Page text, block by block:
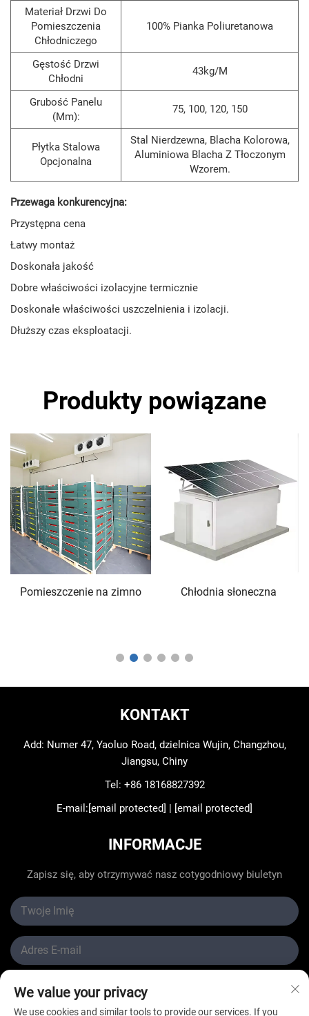
Materiał Drzwi Do
Pomieszczenia
Chłodniczego
100% Pianka Poliuretanowa
Gęstość Drzwi
Chłodni
43kg/m
Grubość Panelu
(mm):
75, 100, 120, 150
Płytka Stalowa
Opcjonalna
Stal Nierdzewna, Blacha Kolorowa,
Aluminiowa Blacha Z Tłoczonym
Wzorem.
Przewaga konkurencyjna:
Przystępna cena
Łatwy montaż
Doskonała jakość
Dobre właściwości izolacyjne termicznie
Doskonałe właściwości uszczelnienia i izolacji.
Dłuższy czas eksploatacji.
Produkty powiązane
Pomieszczenie na zimno Chłodnia słoneczna
KONTAKT
Add: Numer 47, Yaoluo Road, dzielnica Wujin, Changzhou,
Jiangsu, Chiny
Tel: +86 18168827392
E-mail: [email protected] [email protected]
INFORMACJE
Zapisz się, aby otrzymywać nasz cotygodniowy biuletyn
Wyślij
We value your privacy
We use cookies and similar tools to provide our services. If you